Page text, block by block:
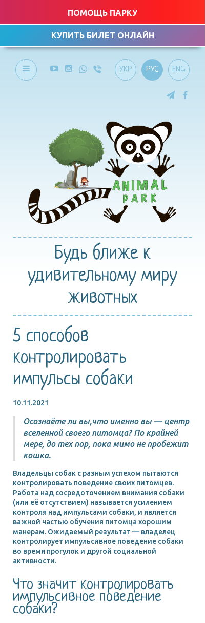
ПОМОЩЬ ПАРКУ
КУПИТЬ БИЛЕТ ОНЛАЙН
ENG
РУС
УКР
Будь ближе к
удивительному миру
животных
5 способов
контролировать
импульсы собаки
10.11.2021
Осознаёте ли вы,что именно вы — центр
вселенной своего питомца? По крайней
мере, до тех пор, пока мимо не пробежит
кошка.
Владельцы собак с разным успехом пытаются
контролировать поведение своих питомцев.
Работа над сосредоточением внимания собаки
(или её отсутствием) называется усилением
контроля над импульсами собаки, и является
важной частью обучения питомца хорошим
манерам. Ожидаемый результат — владелец
контролирует импульсивное поведение собаки
во время прогулок и другой социальной
активности.
Что значит контролировать
импульсивное поведение
собаки?